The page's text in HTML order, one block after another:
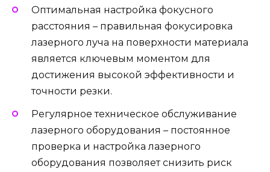
Оптимальная настройка фокусного
расстояния – правильная фокусировка
лазерного луча на поверхности материала
является ключевым моментом для
достижения высокой эффективности и
точности резки.
Регулярное техническое обслуживание
лазерного оборудования – постоянное
проверка и настройка лазерного
оборудования позволяет снизить риск